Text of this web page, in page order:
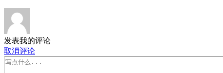
发表我的评论
取消评论